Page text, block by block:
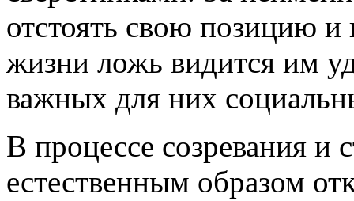
отстоять свою позицию и
жизни ложь видится им
важных для них
В процессе созревания и
естественным образом